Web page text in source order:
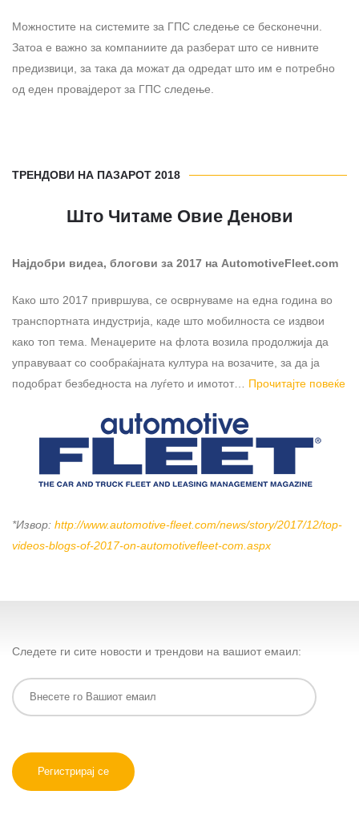
Можностите на системите за ГПС следење се бесконечни.
Затоа е важно за компаниите да разберат што се нивните
предизвици, за така да можат да одредат што им е потребно
од еден провајдерот за ГПС следење.
ТРЕНДОВИ НА ПАЗАРОТ 2018
Што Читаме Овие Денови
Најдобри видеа, блогови за 2017 на AutomotiveFleet.com
Како што 2017 привршува, се осврнуваме на една година во
транспортната индустрија, каде што мобилноста се издвои
како топ тема. Менаџерите на флота возила продолжија да
управуваат со сообраќајната култура на возачите, за да ја
подобрат безбедноста на луѓето и имотот… Прочитајте повеќе
*Извор: http://www.automotive-fleet.com/news/story/2017/12/top-
videos-blogs-of-2017-on-automotivefleet-com.aspx
Следете ги сите новости и трендови на вашиот емаил: